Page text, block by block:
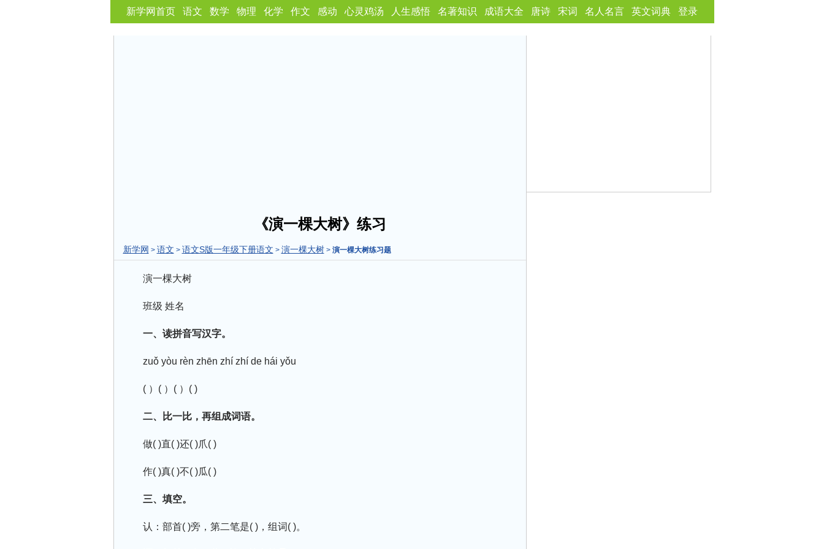
新学网首页 语文 数学 物理 化学 作文 感动 心灵鸡汤 人生感悟 名著知识 成语大全 唐诗 宋词 名人名言 英文词典 登录
《演一棵大树》练习
新学网 > 语文 > 语文S版一年级下册语文 > 演一棵大树> 演一棵大树练习题
演一棵大树
班级 姓名
一、读拼音写汉字。
zuǒ yòu rèn zhēn zhí zhí de hái yǒu
( ）( ）( ）( )
二、比一比，再组成词语。
做( )直( )还( )爪( )
作( )真( )不( )瓜( )
三、填空。
认：部首( )旁，第二笔是( )，组词( )。